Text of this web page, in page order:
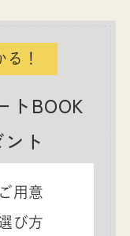
！
トBOOK
ト
用意
び方